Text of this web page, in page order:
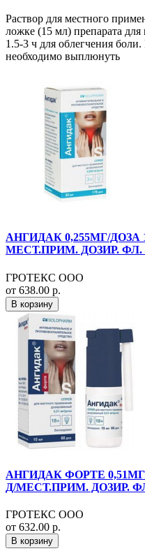
Раствор для местного
ложке (15 мл) препарата
1.5-3 ч для облегчения
необходимо выплюнуть
АНГИДАК 0,255МГ/ДОЗА
МЕСТ.ПРИМ. ДОЗИР. ФЛ.
ГРОТЕКС ООО
от 638.00 р.
В корзину
АНГИДАК ФОРТЕ
Д/МЕСТ.ПРИМ. ДОЗИР.
ГРОТЕКС ООО
от 632.00 р.
В корзину